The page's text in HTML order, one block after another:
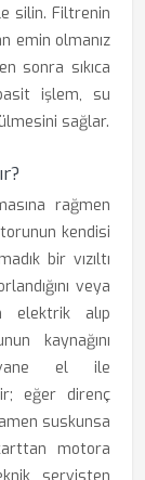
silin. Filtrenin
emin olmanız
sonra sıkıca
işlem, su
sağlar.
rağmen
kendisi
bir vızıltı
veya
elektrik alıp
kaynağını
el ile
eğer direnç
suskunsa
motora